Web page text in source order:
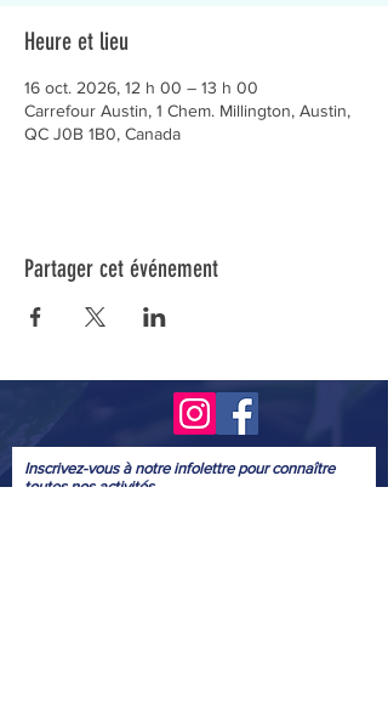
Heure et lieu
16 oct. 2026, 12 h 00 – 13 h 00
Carrefour Austin, 1 Chem. Millington, Austin,
QC J0B 1B0, Canada
Partager cet événement
Inscrivez-vous à notre infolettre pour connaître
toutes nos activités.